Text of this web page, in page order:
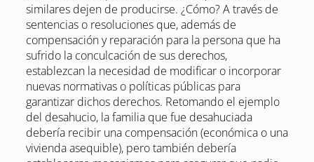
similares dejen de producirse. ¿Cómo? A través de
sentencias o resoluciones que, además de
compensación y reparación para la persona que ha
sufrido la conculcación de sus derechos,
establezcan la necesidad de modificar o incorporar
nuevas normativas o políticas públicas para
garantizar dichos derechos. Retomando el ejemplo
del desahucio, la familia que fue desahuciada
debería recibir una compensación (económica o una
vivienda asequible), pero también debería